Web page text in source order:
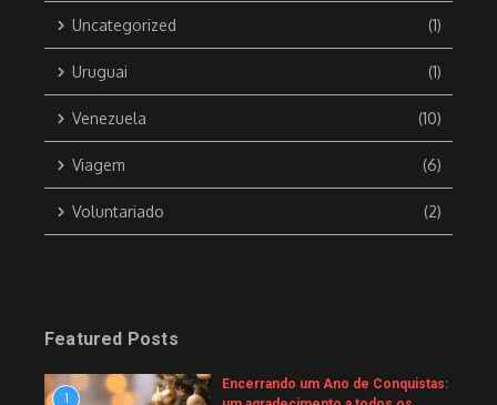
Uncategorized (1)
Uruguai (1)
Venezuela (10)
Viagem (6)
Voluntariado (2)
Featured Posts
1
Encerrando um Ano de Conquistas: